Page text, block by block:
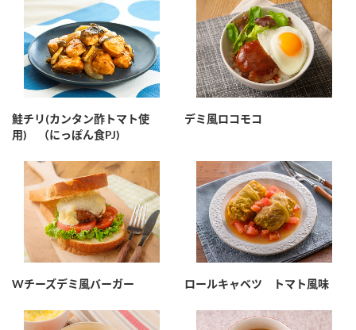
鮭チリ(カンタン酢トマト使
用) （にっぽん食PJ)
デミ風ロコモコ
Wチーズデミ風バーガー ロールキャベツ トマト風味